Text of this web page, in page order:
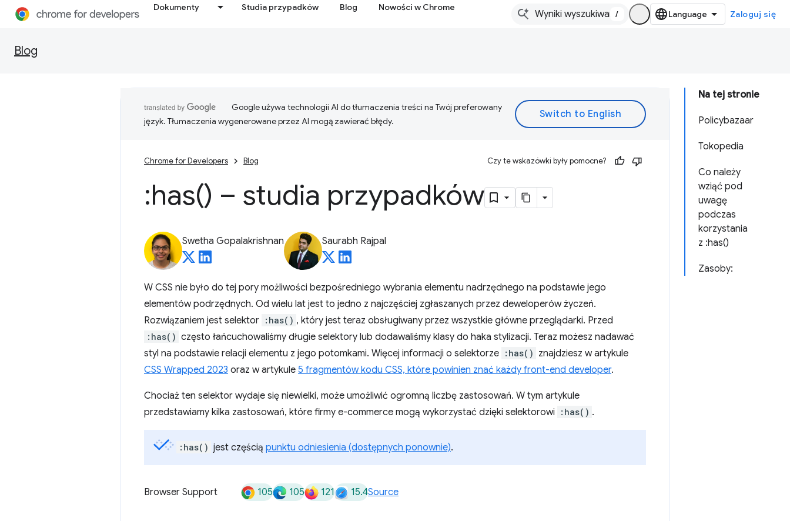
Dokumenty Studia przypadków Blog Nowości w Chrome
/ Zaloguj się
Blog
Na tej stronie
Policybazaar
Tokopedia
Co należy
wziąć pod
uwagę
podczas
korzystania
z :has()
Zasoby:
Google używa technologii AI do tłumaczenia treści na Twój preferowany
język. Tłumaczenia wygenerowane przez AI mogą zawierać błędy.
Chrome for Developers Blog Czy te wskazówki były pomocne?
:has() – studia przypadków
Swetha Gopalakrishnan Saurabh Rajpal
W CSS nie było do tej pory możliwości bezpośredniego wybrania elementu nadrzędnego na podstawie jego
elementów podrzędnych. Od wielu lat jest to jedno z najczęściej zgłaszanych przez deweloperów życzeń.
Rozwiązaniem jest selektor :has() , który jest teraz obsługiwany przez wszystkie główne przeglądarki. Przed
:has() często łańcuchowaliśmy długie selektory lub dodawaliśmy klasy do haka stylizacji. Teraz możesz nadawać
styl na podstawie relacji elementu z jego potomkami. Więcej informacji o selektorze :has() znajdziesz w artykule
CSS Wrapped 2023 oraz w artykule 5 fragmentów kodu CSS, które powinien znać każdy front-end developer.
Chociaż ten selektor wydaje się niewielki, może umożliwić ogromną liczbę zastosowań. W tym artykule
przedstawiamy kilka zastosowań, które firmy e-commerce mogą wykorzystać dzięki selektorowi
:has() .
:has() jest częścią punktu odniesienia (dostępnych ponownie).
Browser Support 105 105 121 15.4Source